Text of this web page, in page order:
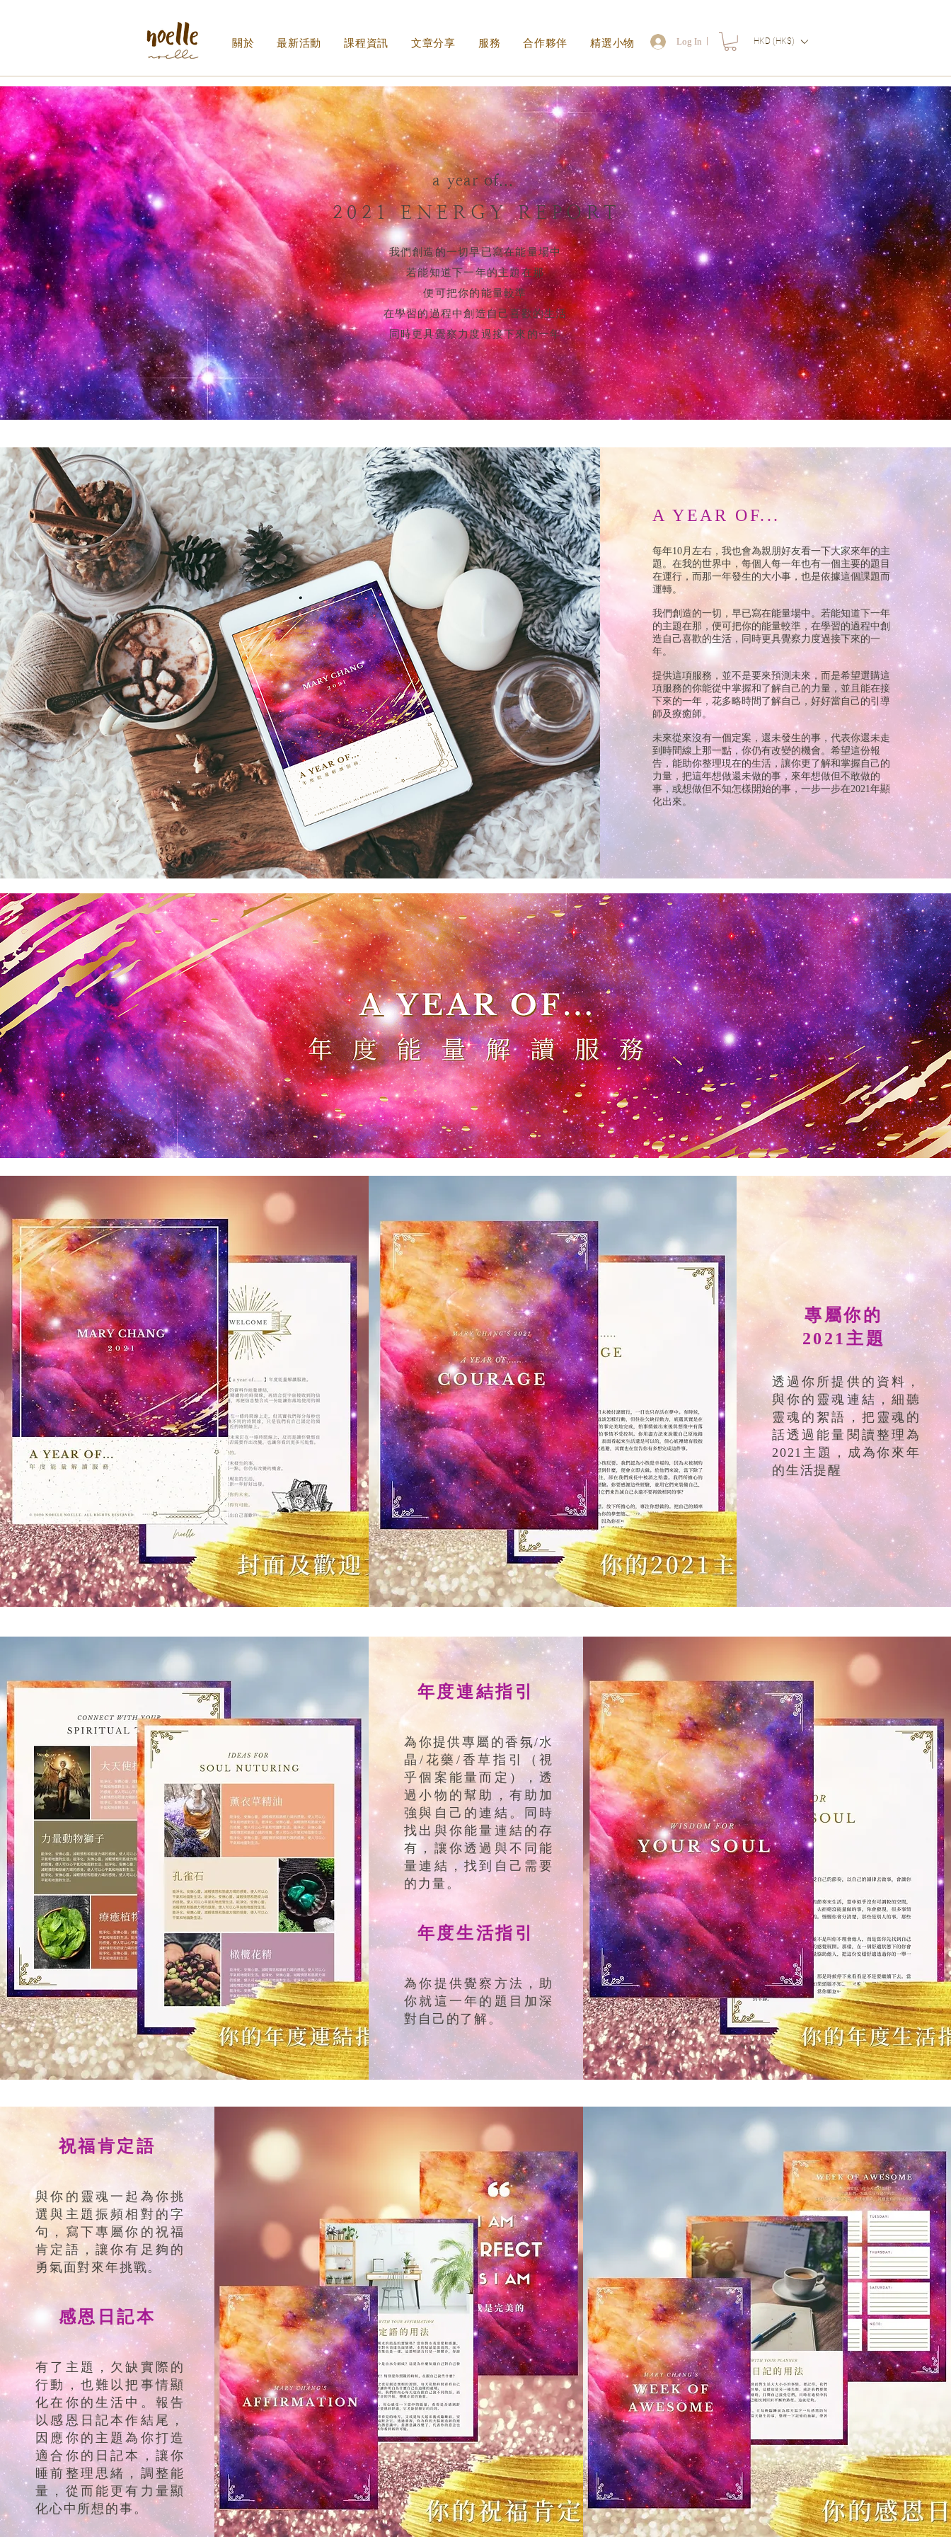
關於 最新活動 課程資訊 文章分享 服務 合作夥伴 精選小物 Log In HKD (HK$)
a year of...
2021 ENERGY REPORT
我們創造的一切早已寫在能量場中
若能知道下一年的主題在那
便可把你的能量較準
在學習的過程中創造自己喜歡的生活
同時更具覺察力度過接下來的一年
A YEAR OF...
每年10月左右，我也會為親朋好友看一下大家來年的主
題。在我的世界中，每個人每一年也有一個主要的題目
在運行，而那一年發生的大小事，也是依據這個課題而
運轉。
我們創造的一切，早已寫在能量場中。若能知道下一年
的主題在那，便可把你的能量較準，在學習的過程中創
造自己喜歡的生活，同時更具覺察力度過接下來的一
年。
提供這項服務，並不是要來預測未來，而是希望選購這
項服務的你能從中掌握和了解自己的力量，並且能在接
下來的一年，花多略時間了解自己，好好當自己的引導
師及療癒師。
未來從來沒有一個定案，還未發生的事，代表你還未走
到時間線上那一點，你仍有改變的機會。希望這份報
告，能助你整理現在的生活，讓你更了解和掌握自己的
力量，把這年想做還未做的事，來年想做但不敢做的
事，或想做但不知怎樣開始的事，一步一步在2021年顯
化出來。
專屬你的
2021主題
透過你所提供的資料，
與你的靈魂連結，細聽
靈魂的絮語，把靈魂的
話透過能量閱讀整理為
2021主題，成為你來年
的生活提醒
年度連結指引
為你提供專屬的香氛/水
晶/花藥/香草指引（視
乎個案能量而定），透
過小物的幫助，有助加
強與自己的連結。同時
找出與你能量連結的存
有，讓你透過與不同能
量連結，找到自己需要
的力量。
年度生活指引
為你提供覺察方法，助
你就這一年的題目加深
對自己的了解。
祝福肯定語
與你的靈魂一起為你挑
選與主題振頻相對的字
句，寫下專屬你的祝福
肯定語，讓你有足夠的
勇氣面對來年挑戰。
感恩日記本
有了主題，欠缺實際的
行動，也難以把事情顯
化在你的生活中。報告
以感恩日記本作結尾，
因應你的主題為你打造
適合你的日記本，讓你
睡前整理思緒，調整能
量，從而能更有力量顯
化心中所想的事。